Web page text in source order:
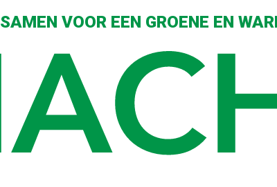
SAMEN VOOR EEN GROENE EN